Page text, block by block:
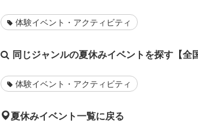
体験イベント・アクティビティ
同じジャンルの夏休みイベントを探す【全
体験イベント・アクティビティ
夏休みイベント一覧に戻る